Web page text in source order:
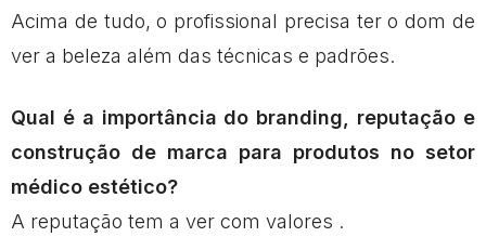
Acima de tudo, o profissional precisa ter o dom de
ver a beleza além das técnicas e padrões.
Qual é a importância do branding, reputação e
construção de marca para produtos no setor
médico estético?
A reputação tem a ver com valores .